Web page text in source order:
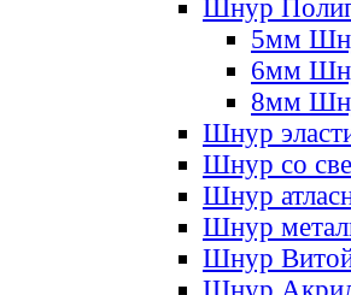
Шнур
5мм
6мм
8мм
Шнур
Шнур со
Шнур
Шнур
Шнур